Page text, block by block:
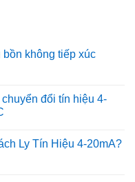
không tiếp xúc
đổi tín hiệu 4-
Ly Tín Hiệu 4-20mA?